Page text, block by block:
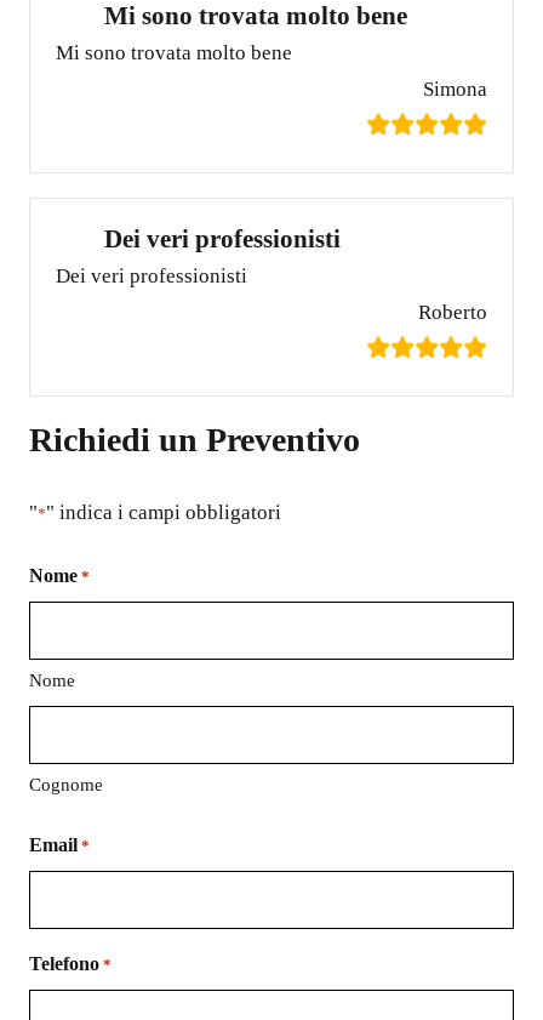
Mi sono trovata molto bene
Mi sono trovata molto bene
Simona
Dei veri professionisti
Dei veri professionisti
Roberto
Richiedi un Preventivo
"*" indica i campi obbligatori
Nome *
Nome
Cognome
Email *
Telefono *